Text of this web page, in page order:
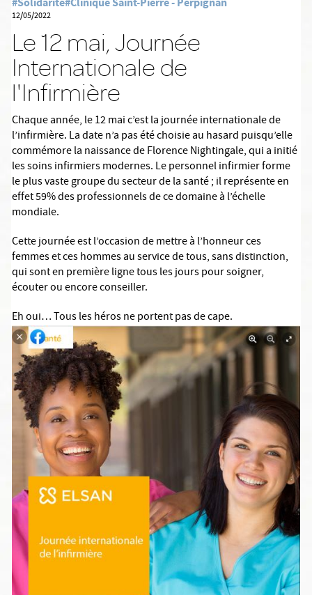
12/05/2022
Le 12 mai, Journée
Internationale de
l'Infirmière
Chaque année, le 12 mai c’est la journée internationale de
l’infirmière. La date n’a pas été choisie au hasard puisqu’elle
commémore la naissance de Florence Nightingale, qui a initié
les soins infirmiers modernes. Le personnel infirmier forme
le plus vaste groupe du secteur de la santé ; il représente en
effet 59% des professionnels de ce domaine à l’échelle
mondiale.
Cette journée est l’occasion de mettre à l’honneur ces
femmes et ces hommes au service de tous, sans distinction,
qui sont en première ligne tous les jours pour soigner,
écouter ou encore conseiller.
Eh oui… Tous les héros ne portent pas de cape.